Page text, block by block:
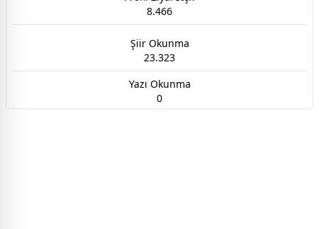
8.466
Şiir Okunma
23.323
Yazı Okunma
0